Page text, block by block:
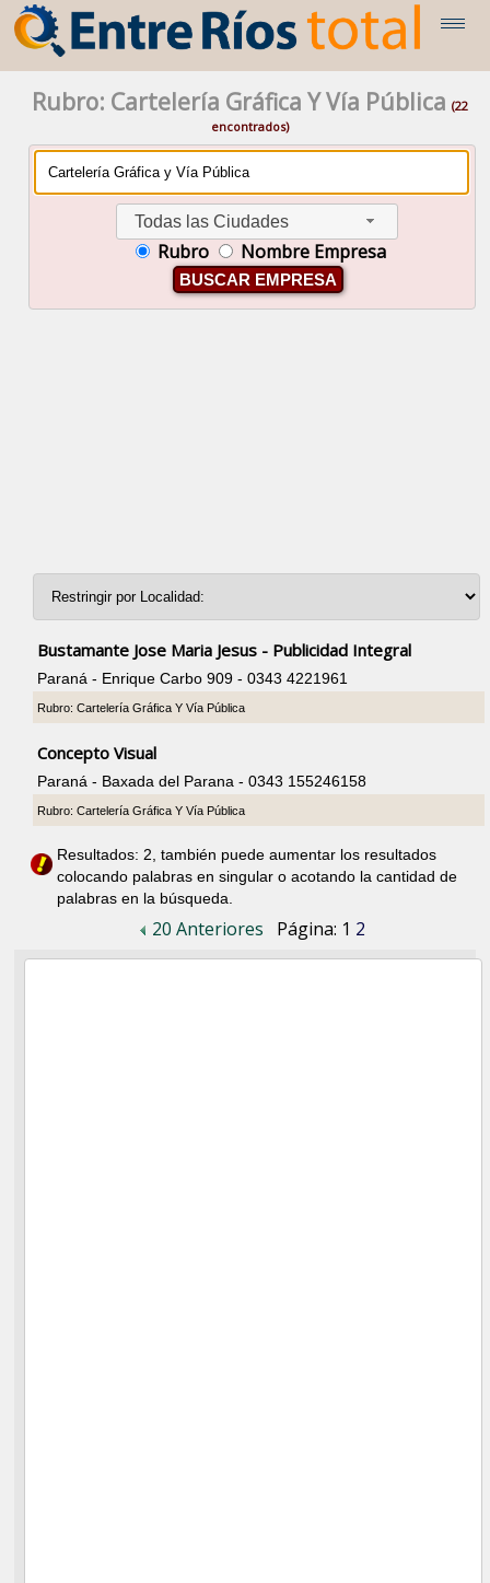
Rubro: Cartelería Gráfica Y Vía Pública (22
encontrados)
Todas las Ciudades
Rubro Nombre Empresa
BUSCAR EMPRESA
Bustamante Jose Maria Jesus - Publicidad Integral
Paraná - Enrique Carbo 909 - 0343 4221961
Rubro: Cartelería Gráfica Y Vía Pública
Concepto Visual
Paraná - Baxada del Parana - 0343 155246158
Rubro: Cartelería Gráfica Y Vía Pública
Resultados: 2, también puede aumentar los resultados
colocando palabras en singular o acotando la cantidad de
palabras en la búsqueda.
20 Anteriores Página: 1 2